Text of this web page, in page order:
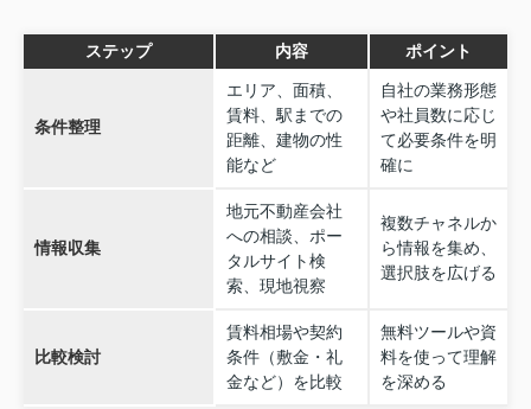
ステップ 内容 ポイント
条件整理
エリア、面積、
賃料、駅までの
距離、建物の性
能など
自社の業務形態
や社員数に応じ
て必要条件を明
確に
情報収集
地元不動産会社
への相談、ポー
タルサイト検
索、現地視察
複数チャネルか
ら情報を集め、
選択肢を広げる
比較検討
賃料相場や契約
条件（敷金・礼
金など）を比較
無料ツールや資
料を使って理解
を深める